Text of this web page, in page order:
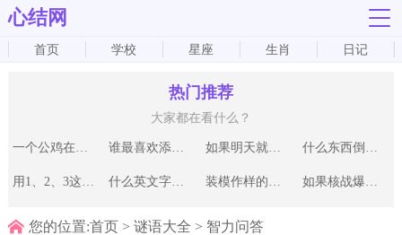
首页 学校 星座 生肖 日记
心结网
热门推荐
大家都在看什么？
一个公鸡在尖尖的房子上下了 如果明天就是世界末日，为
用1、2、3这3个数码表示的最
您的位置:首页> 谜语大全 > 智力问答